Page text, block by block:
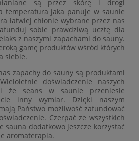
są przez skórę i drogi
temperatura jaka panuje w saunie
łatwiej chłonie wybrane przez nas
sobie prawdziwą ucztę dla
z naszymi zapachami do sauny.
gamę produktów wśród których
siebie.
zapachy do sauny są produktami
doświadczenie naszych
że seans w saunie przeniesie
inny wymiar. Dzięki naszym
Państwo możliwość zafundować
Czerpać ze wszystkich
sauna dodatkowo jeszcze korzystać
aromaterapia.